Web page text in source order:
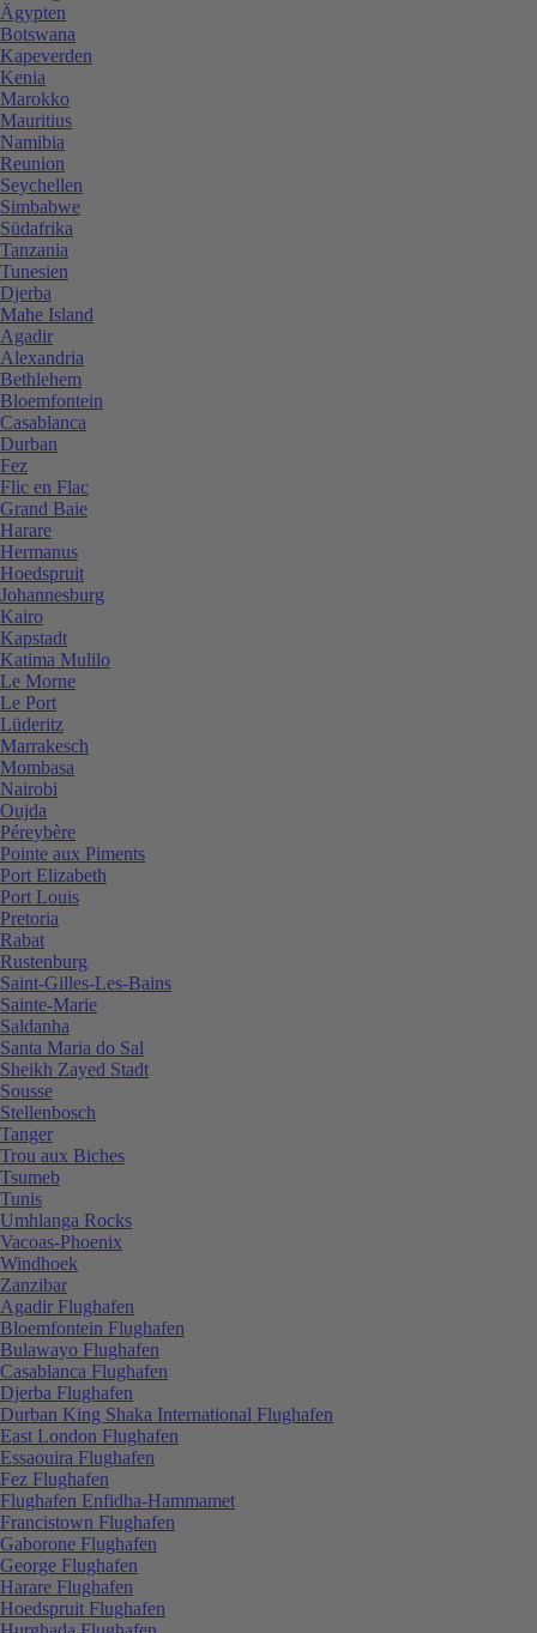
Ägypten
Botswana
Kapeverden
Kenia
Marokko
Mauritius
Namibia
Reunion
Seychellen
Simbabwe
Südafrika
Tanzania
Tunesien
Djerba
Mahe Island
Agadir
Alexandria
Bethlehem
Bloemfontein
Casablanca
Durban
Fez
Flic en Flac
Grand Baie
Harare
Hermanus
Hoedspruit
Johannesburg
Kairo
Kapstadt
Katima Mulilo
Le Morne
Le Port
Lüderitz
Marrakesch
Mombasa
Nairobi
Oujda
Péreybère
Pointe aux Piments
Port Elizabeth
Port Louis
Pretoria
Rabat
Rustenburg
Saint-Gilles-Les-Bains
Sainte-Marie
Saldanha
Santa Maria do Sal
Sheikh Zayed Stadt
Sousse
Stellenbosch
Tanger
Trou aux Biches
Tsumeb
Tunis
Umhlanga Rocks
Vacoas-Phoenix
Windhoek
Zanzibar
Agadir Flughafen
Bloemfontein Flughafen
Bulawayo Flughafen
Casablanca Flughafen
Djerba Flughafen
Durban King Shaka International Flughafen
East London Flughafen
Essaouira Flughafen
Fez Flughafen
Flughafen Enfidha-Hammamet
Francistown Flughafen
Gaborone Flughafen
George Flughafen
Harare Flughafen
Hoedspruit Flughafen